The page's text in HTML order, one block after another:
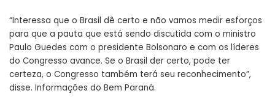
“Interessa que o Brasil dê certo e não vamos medir esforços
para que a pauta que está sendo discutida com o ministro
Paulo Guedes com o presidente Bolsonaro e com os líderes
do Congresso avance. Se o Brasil der certo, pode ter
certeza, o Congresso também terá seu reconhecimento”,
disse. Informações do Bem Paraná.